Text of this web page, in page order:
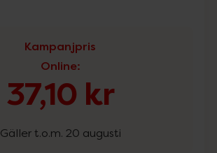
Kampanjpris
Online:
37,10 kr
Gäller t.o.m. 20 augusti